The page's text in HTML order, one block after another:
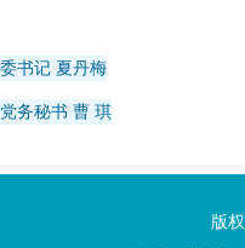
书记 夏丹梅
务秘书 曹 琪
版